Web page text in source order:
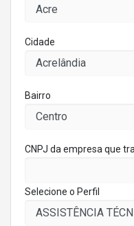
Cidade
Bairro
CNPJ da empresa que
Selecione o Perfil